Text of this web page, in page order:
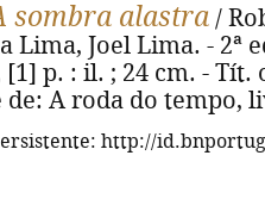
sombra alastra /
Lima, Joel Lima. - 2ª
[1] p. : il. ; 24 cm. -
de: A roda do tempo,
http://